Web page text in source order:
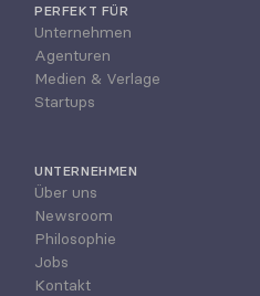
PERFEKT FÜR
Unternehmen
Agenturen
Medien & Verlage
Startups
UNTERNEHMEN
Über uns
Newsroom
Philosophie
Jobs
Kontakt